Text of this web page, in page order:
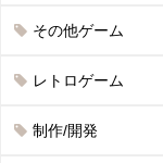
その他ゲーム
レトロゲーム
制作/開発